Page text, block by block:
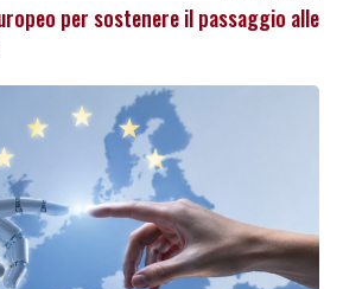
per sostenere il passaggio alle